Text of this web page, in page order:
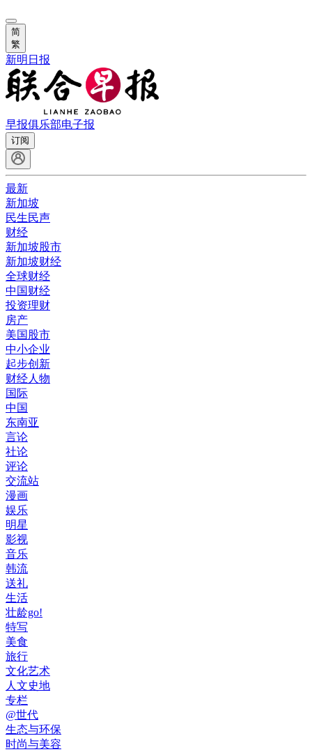
简
繁
新明日报
早报俱乐部电子报
订阅
最新
新加坡
民生民声
财经
新加坡股市
新加坡财经
全球财经
中国财经
投资理财
房产
美国股市
中小企业
起步创新
财经人物
国际
中国
东南亚
言论
社论
评论
交流站
漫画
娱乐
明星
影视
音乐
韩流
送礼
生活
壮龄go!
特写
美食
旅行
文化艺术
人文史地
专栏
@世代
生态与环保
时尚与美容